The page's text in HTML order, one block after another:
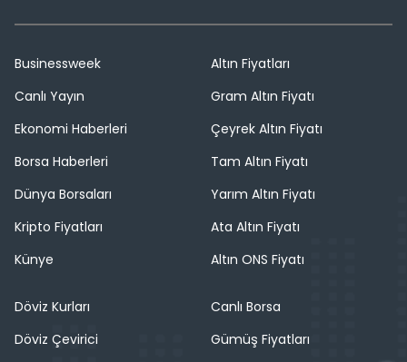
Businessweek
Canlı Yayın
Ekonomi Haberleri
Borsa Haberleri
Dünya Borsaları
Kripto Fiyatları
Künye
Altın Fiyatları
Gram Altın Fiyatı
Çeyrek Altın Fiyatı
Tam Altın Fiyatı
Yarım Altın Fiyatı
Ata Altın Fiyatı
Altın ONS Fiyatı
Döviz Kurları
Döviz Çevirici
Canlı Borsa
Gümüş Fiyatları